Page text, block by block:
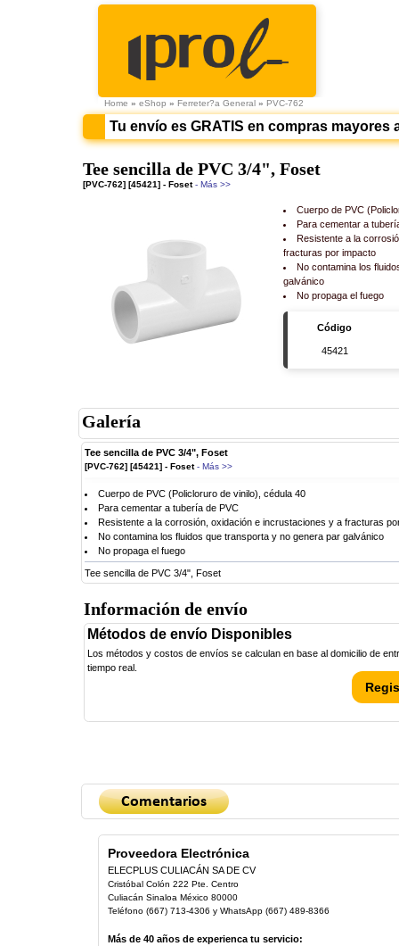
Home » eShop » Ferreter?a General » PVC-762
Tu envío es GRATIS en compras mayores
Tee sencilla de PVC 3/4", Foset
[PVC-762] [45421] - Foset- Más >>
Cuerpo de PVC
Para cementar a
Resistente a la
fracturas por impacto
No contamina los
galvánico
No propaga el fuego
Código
45421
Galería
Tee sencilla de PVC 3/4", Foset
[PVC-762] [45421] - Foset- Más >>
Cuerpo de PVC (Policloruro de vinilo), cédula 40
Para cementar a tubería de PVC
Resistente a la corrosión, oxidación e incrustaciones y a fracturas
No contamina los fluidos que transporta y no genera par galvánico
No propaga el fuego
Tee sencilla de PVC 3/4", Foset
Información de envío
Métodos de envío Disponibles
Los métodos y costos de envíos se calculan en base al domicilio de
tiempo real.
Proveedora Electrónica
ELECPLUS CULIACÁN SA DE CV
Cristóbal Colón 222 Pte. Centro
Culiacán Sinaloa México 80000
Teléfono (667) 713-4306 y WhatsApp (667) 489-8366
Más de 40 años de experienca tu servicio: